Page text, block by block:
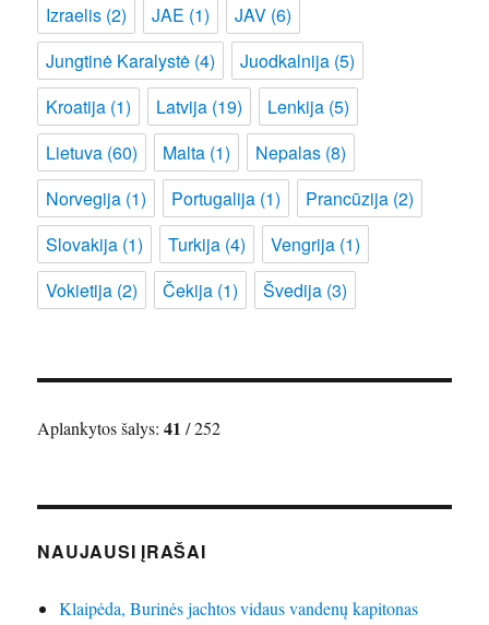
Izraelis (2) JAE (1) JAV (6)
Jungtinė Karalystė (4) Juodkalnija (5)
Kroatija (1) Latvija (19) Lenkija (5)
Lietuva (60) Malta (1) Nepalas (8)
Norvegija (1) Portugalija (1) Prancūzija (2)
Slovakija (1) Turkija (4) Vengrija (1)
Vokietija (2) Čekija (1) Švedija (3)
Aplankytos šalys:41 / 252
NAUJAUSI ĮRAŠAI
Klaipėda, Burinės jachtos vidaus vandenų kapitonas